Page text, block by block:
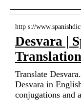
http s://
Desvara |
Translate
Desvara in
conjugations and